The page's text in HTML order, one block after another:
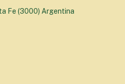
Fe (3000) Argentina